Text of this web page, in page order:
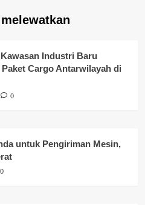
Banyuasin
Industri Baru
Cargo Antarwilayah di
0
untuk Pengiriman Mesin,
0